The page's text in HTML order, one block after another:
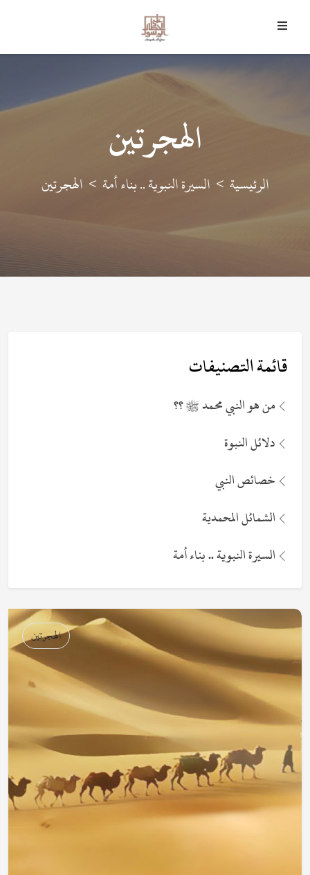
وَمَا أَرْسَلْنَاكَ إِلا رَحْمَةً لِلْعَالَمِينَ
الهجرتين
الرئيسية السيرة النبوية .. بناء أمة الهجرتين
قائمة التصنيفات
من هو النبي محمد ﷺ ؟؟
دلائل النبوة
خصائص النبي
الشمائل المحمدية
السيرة النبوية .. بناء أمة
الهجرتين